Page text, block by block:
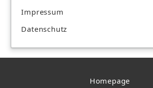
Impressum
Datenschutz
Homepage